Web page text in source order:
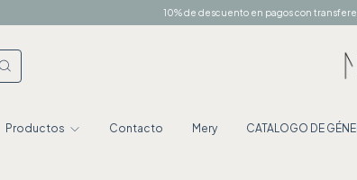
10% de descuento en pagos con
Productos Contacto Mery CATALOGO DE